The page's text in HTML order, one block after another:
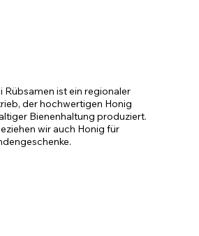
Rübsamen ist ein regionaler
der hochwertigen Honig
Bienenhaltung produziert.
wir auch Honig für